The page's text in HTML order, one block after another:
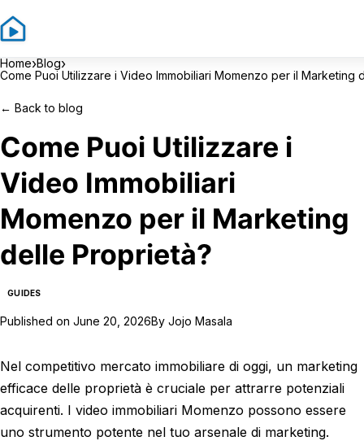
Home›Blog›
Come Puoi Utilizzare i Video Immobiliari Momenzo per il Marketing
← Back to blog
Come Puoi Utilizzare i
Video Immobiliari
Momenzo per il Marketing
delle Proprietà?
GUIDES
Published on June 20, 2026By Jojo Masala
Nel competitivo mercato immobiliare di oggi, un marketing
efficace delle proprietà è cruciale per attrarre potenziali
acquirenti. I video immobiliari Momenzo possono essere
uno strumento potente nel tuo arsenale di marketing.